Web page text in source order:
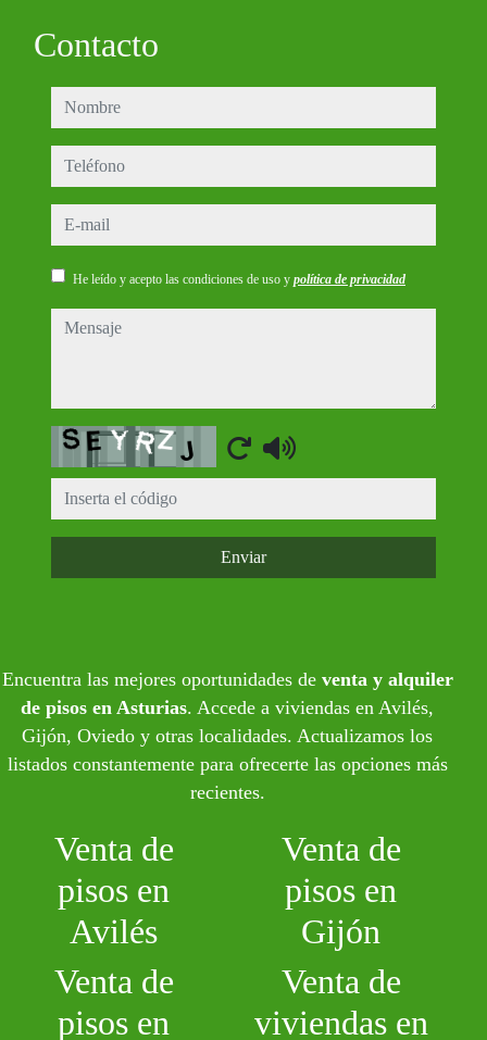
Contacto
nombre
teléfono
e-mail
He leído y acepto las condiciones de uso y política de privacidad
mensaje
Captcha
Enviar
Encuentra las mejores oportunidades de venta y alquiler
de pisos en Asturias. Accede a viviendas en Avilés,
Gijón, Oviedo y otras localidades. Actualizamos los
listados constantemente para ofrecerte las opciones más
recientes.
Venta de
pisos en
Avilés
Venta de
pisos en
Gijón
Venta de
pisos en
Venta de
viviendas en